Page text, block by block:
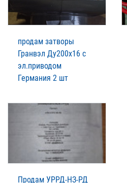
продам затворы
Гранвэл Ду200х16 с
эл.приводом
Германия 2 шт
Продам УРРД-НЗ-РД